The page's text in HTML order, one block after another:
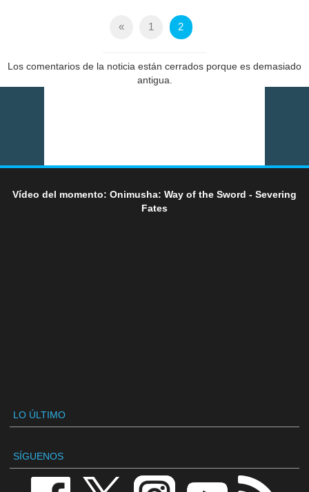
« 1 2
Los comentarios de la noticia están cerrados porque es demasiado
antigua.
Vídeo del momento: Onimusha: Way of the Sword - Severing
Fates
LO ÚLTIMO
SÍGUENOS